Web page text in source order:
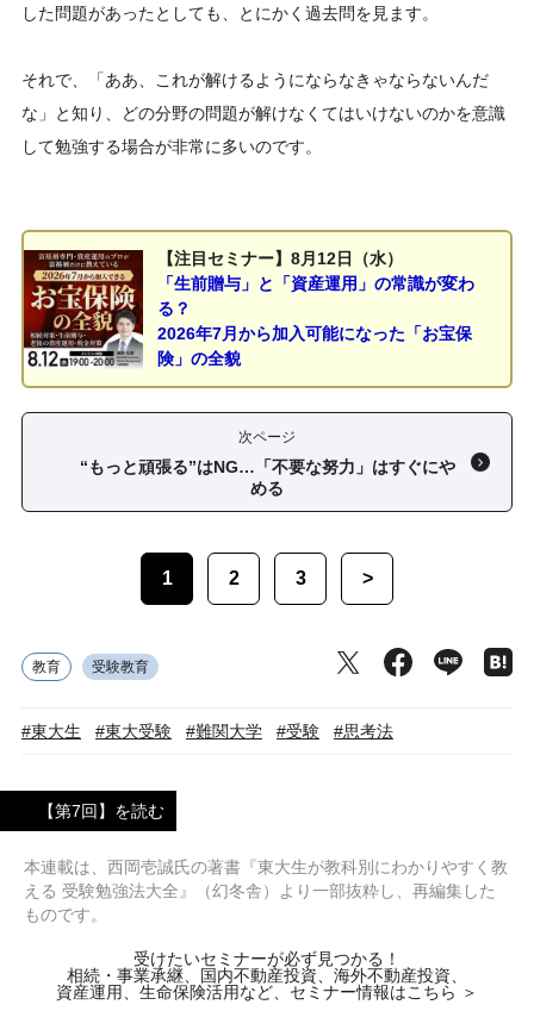
した問題があったとしても、とにかく過去問を見ます。
それで、「ああ、これが解けるようにならなきゃならないんだ
な」と知り、どの分野の問題が解けなくてはいけないのかを意識
して勉強する場合が非常に多いのです。
【注目セミナー】8月12日（水）
「生前贈与」と「資産運用」の常識が変わ
る？
2026年7月から加入可能になった「お宝保
険」の全貌
次ページ
“もっと頑張る”はNG…「不要な努力」はすぐにや
める
1 2 3 >
教育 受験教育
#東大生 #東大受験 #難関大学 #受験 #思考法
【第7回】を読む
本連載は、西岡壱誠氏の著書『東大生が教科別にわかりやすく教
える 受験勉強法大全』（幻冬舎）より一部抜粋し、再編集した
ものです。
受けたいセミナーが必ず見つかる！
相続・事業承継、国内不動産投資、海外不動産投資、
資産運用、生命保険活用など、セミナー情報はこちら ＞